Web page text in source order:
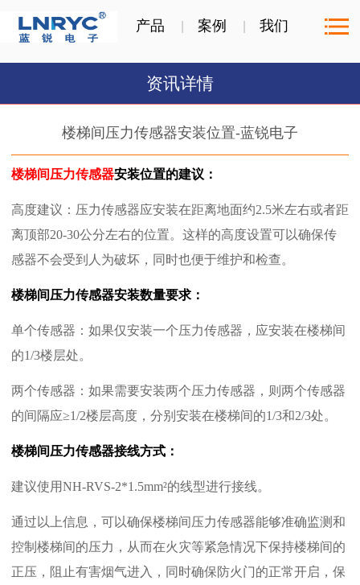
产品 案例 我们
资讯详情
楼梯间压力传感器安装位置-蓝锐电子
楼梯间压力传感器安装位置的建议：
‌高度建议‌：压力传感器应安装在距离地面约2.5米左右或者距
离顶部20-30公分左右的位置。这样的高度设置可以确保传
感器不会受到人为破坏，同时也便于维护和检查‌。
楼梯间压力传感器安装数量要求：
‌单个传感器‌：如果仅安装一个压力传感器，应安装在楼梯间
的1/3楼层处。
‌两个传感器‌：如果需要安装两个压力传感器，则两个传感器
的间隔应≥1/2楼层高度，分别安装在楼梯间的1/3和2/3处‌。
楼梯间压力传感器接线方式：
建议使用NH-RVS-2*1.5mm²的线型进行接线。
通过以上信息，可以确保楼梯间压力传感器能够准确监测和
控制楼梯间的压力，从而在火灾等紧急情况下保持楼梯间的
正压，阻止有害烟气进入，同时确保防火门的正常开启，保